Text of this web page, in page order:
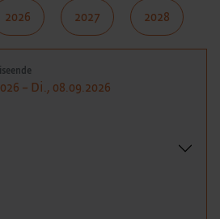
2026 2027 2028
– Di., 08.09.2026